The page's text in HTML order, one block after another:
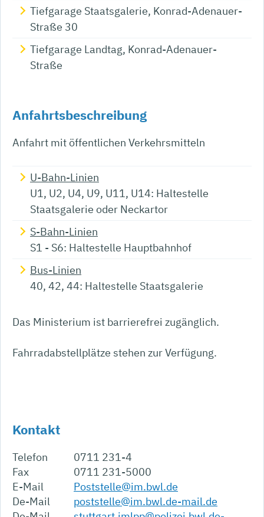
Tiefgarage Staatsgalerie, Konrad-Adenauer-
Straße 30
Tiefgarage Landtag, Konrad-Adenauer-
Straße
Anfahrtsbeschreibung
Anfahrt mit öffentlichen Verkehrsmitteln
U-Bahn-Linien
U1, U2, U4, U9, U11, U14: Haltestelle
Staatsgalerie oder Neckartor
S-Bahn-Linien
S1 - S6: Haltestelle Hauptbahnhof
Bus-Linien
40, 42, 44: Haltestelle Staatsgalerie
Das Ministerium ist barrierefrei zugänglich.
Fahrradabstellplätze stehen zur Verfügung.
Kontakt
Telefon
0711 231-4
Fax
0711 231-5000
E-Mail
Poststelle@im.bwl.de
De-Mail
poststelle@im.bwl.de-mail.de